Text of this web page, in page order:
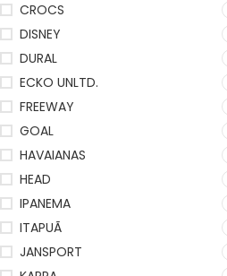
CROCS
DISNEY
DURAL
ECKO UNLTD.
FREEWAY
GOAL
HAVAIANAS
HEAD
IPANEMA
ITAPUÃ
JANSPORT